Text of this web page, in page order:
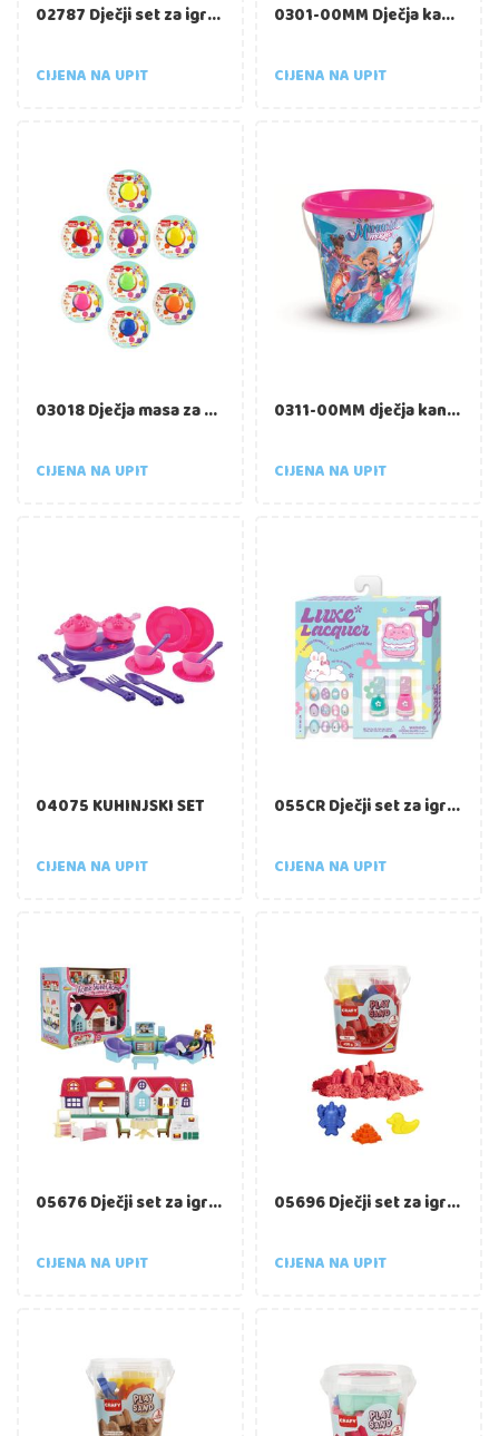
02787 Dječji set za igru s pijeskom "Pješčani dvorac", 10 kom
CIJENA NA UPIT
0301-00MM Dječja kantica za pijesak – Čarobna mala sirena 13x11cm
CIJENA NA UPIT
03018 Dječja masa za modeliranje "Bouncing", 20 g, 8 boja
CIJENA NA UPIT
0311-00MM dječja kantica za pijesak – Mermaid Magic 17x16cm
CIJENA NA UPIT
04075 KUHINJSKI SET
CIJENA NA UPIT
055CR Dječji set za igru – umjetni nokti s dodacima HOT FOCUS
CIJENA NA UPIT
05676 Dječji set za igru "Home Sweet Home" s dodacima, 14 kom
CIJENA NA UPIT
05696 Dječji set za igru s pijeskom – kanta 450 g, crvena boja, s kalupima
CIJENA NA UPIT